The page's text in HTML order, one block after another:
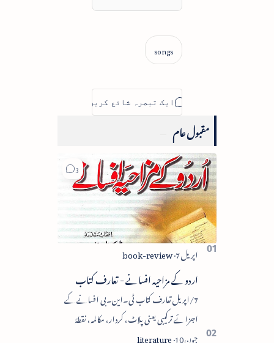
مقبول عام
اردو کے مزاحیہ افسانے - تعارف کتاب
7/اپریل تعارف کتاب ٹی۔این۔بی افسانے کے
اجزائے ترکیبی یعنی پلاٹ، کردار، مکالمہ، نقطۂ
عروج، وحدتِ تاثر میں سے زیادہ سے زیادہ اجزا کا